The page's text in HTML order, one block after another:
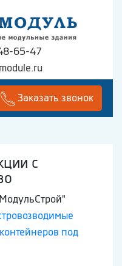
65-47
Заказать звонок
с
под